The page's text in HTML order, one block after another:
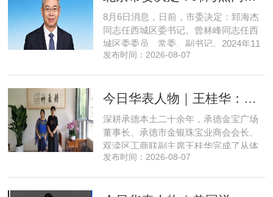
8月6日消息，日前，市委决定：郅海杰
同志任西城区委书记。曾林峰同志任西
城区委委员、常委、副书记。2024年11
月，郅海杰任北京市西城区委副书记，
记、区长。至此番履新。郅海杰，男，
职研究生，中共党员。曾任北京
发布时间：2026-08-07
深耕承德本土二十余年，承德金宝广场
董事长、承德市金银珠宝业商会会长、
双滦区工商联副主席王桂华完成了从体
制内从业者、玉石珠宝创业者，到地产
发布时间：2026-08-07